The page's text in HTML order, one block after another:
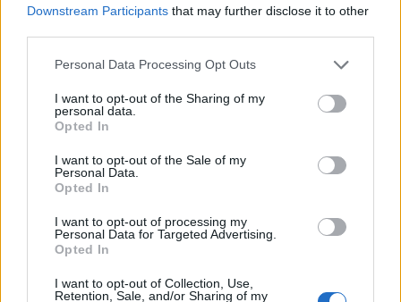
Downstream Participants that may further disclose it to other
Personal Data Processing Opt Outs
I want to opt-out of the Sharing of my
personal data.
Opted In
I want to opt-out of the Sale of my
Personal Data.
Opted In
I want to opt-out of processing my
Personal Data for Targeted Advertising.
Opted In
I want to opt-out of Collection, Use,
Retention, Sale, and/or Sharing of my
Autore